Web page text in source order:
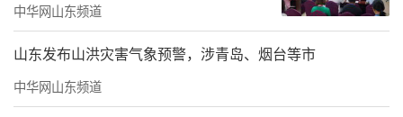
中华网山东频道
山东发布山洪灾害气象预警，涉青岛、烟台等市
中华网山东频道